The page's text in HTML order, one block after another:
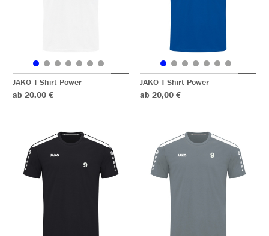
JAKO T-Shirt Power
ab 20,00 €
JAKO T-Shirt Power
ab 20,00 €